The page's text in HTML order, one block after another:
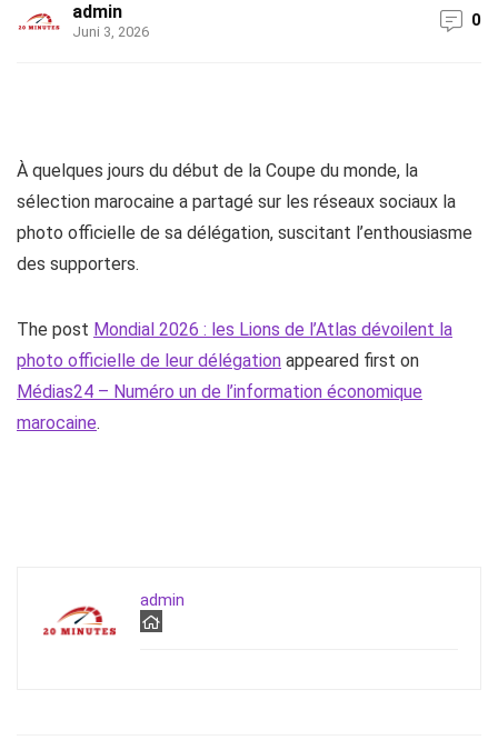
admin
Juni 3, 2026
0
À quelques jours du début de la Coupe du monde, la
sélection marocaine a partagé sur les réseaux sociaux la
photo officielle de sa délégation, suscitant l’enthousiasme
des supporters.
The post Mondial 2026 : les Lions de l’Atlas dévoilent la
photo officielle de leur délégation appeared first on
Médias24 – Numéro un de l’information économique
marocaine.
admin